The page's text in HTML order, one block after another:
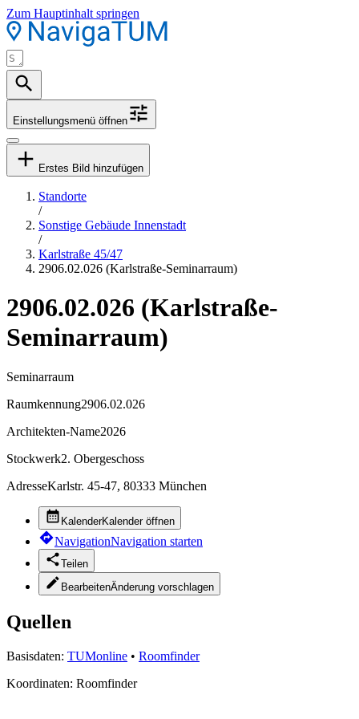
Zum Hauptinhalt springen
Einstellungsmenü öffnen
Erstes Bild hinzufügen
Standorte
/
Sonstige Gebäude Innenstadt
/
Karlstraße 45/47
2906.02.026 (Karlstraße-Seminarraum)
2906.02.026 (Karlstraße-
Seminarraum)
Seminarraum
Raumkennung2906.02.026
Architekten-Name2026
Stockwerk2. Obergeschoss
AdresseKarlstr. 45-47, 80333 München
KalenderKalender öffnen
NavigationNavigation starten
Teilen
BearbeitenÄnderung vorschlagen
Quellen
Basisdaten: TUMonline • Roomfinder
Koordinaten: Roomfinder